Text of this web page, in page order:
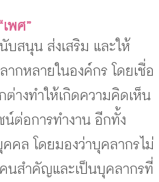
พศ”
สนุน ส่งเสริม และให้
กหลายในองค์กร โดยเชื่อ
างทำให้เกิดความคิดเห็น
น์ต่อการทำงาน อีกทั้ง
คล โดยมองว่าบุคลากรไม่
นสำคัญและเป็นบุคลากรที่